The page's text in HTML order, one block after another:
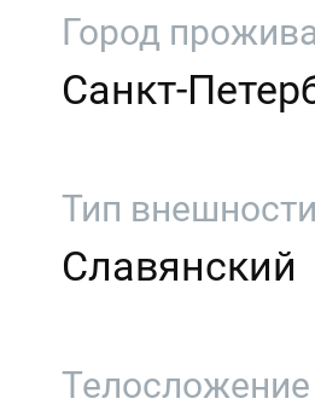
Город
Санкт-
Тип внешности
Славянский
Телосложение